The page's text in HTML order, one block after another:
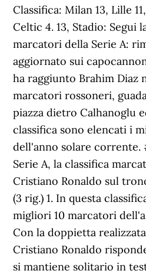
Classifica: Milan 13, Lille
Celtic 4. 13, Stadio: Segui
marcatori della Serie A:
aggiornato sui
ha raggiunto Brahim Diaz
marcatori rossoneri,
piazza dietro Calhanoglu
classifica sono elencati i
dell'anno solare corrente.
Serie A, la classifica
Cristiano Ronaldo sul
(3 rig.) 1. In questa
migliori 10 marcatori
Con la doppietta
Cristiano Ronaldo
si mantiene solitario in